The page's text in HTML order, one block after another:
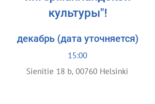
культуры"!
декабрь (дата уточняется)
15:00
Sienitie 18 b, 00760 Helsinki